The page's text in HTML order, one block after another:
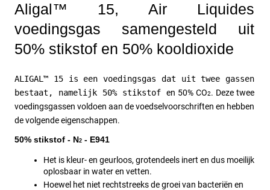
Aligal™ 15, Air Liquides
voedingsgas samengesteld uit
50% stikstof en 50% kooldioxide
ALIGAL™ 15 is een voedingsgas dat uit twee gassen
bestaat, namelijk 50% stikstof en 50% CO2. Deze twee
voedingsgassen voldoen aan de voedselvoorschriften en hebben
de volgende eigenschappen.
50% stikstof - N2 - E941
Het is kleur- en geurloos, grotendeels inert en dus moeilijk
oplosbaar in water en vetten.
Hoewel het niet rechtstreeks de groei van bacteriën en